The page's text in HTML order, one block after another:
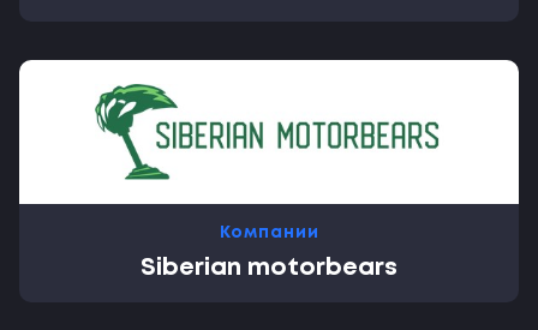
Компании
Siberian motorbears